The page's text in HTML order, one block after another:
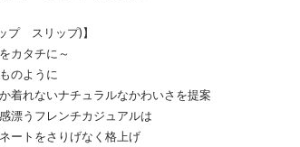
プ スリップ)】
カタチに～
のように
着れないナチュラルなかわいさを提案
漂うフレンチカジュアルは
ートをさりげなく格上げ